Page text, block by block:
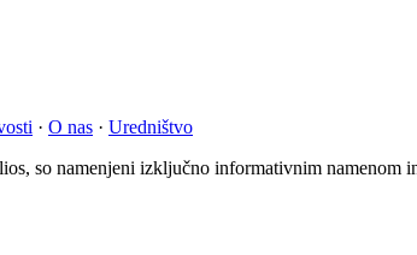
· O nas · Uredništvo
so namenjeni izključno informativnim namenom